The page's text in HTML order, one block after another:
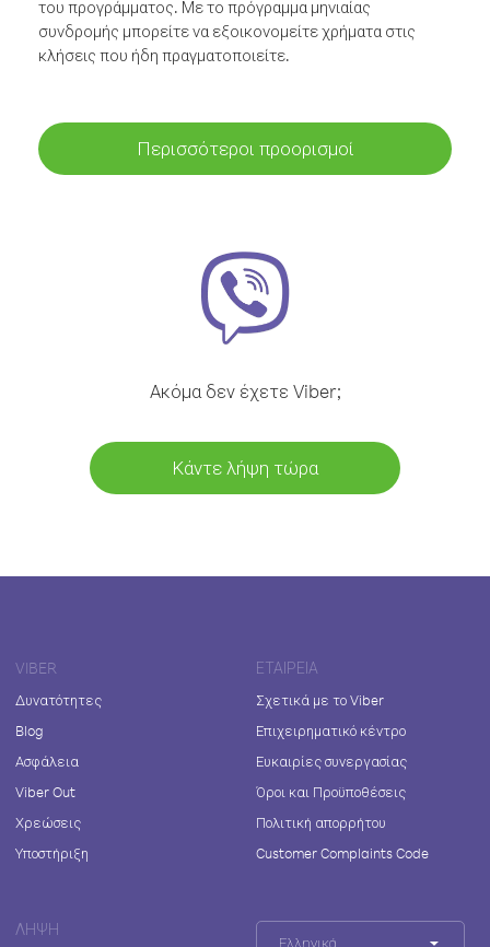
του προγράμματος. Με το πρόγραμμα μηνιαίας
συνδρομής μπορείτε να εξοικονομείτε χρήματα στις
κλήσεις που ήδη πραγματοποιείτε.
Περισσότεροι προορισμοί
Ακόμα δεν έχετε Viber;
Κάντε λήψη τώρα
VIBER
Δυνατότητες
Blog
Ασφάλεια
Viber Out
Χρεώσεις
Υποστήριξη
ΕΤΑΙΡΕΊΑ
Σχετικά με το Viber
Επιχειρηματικό κέντρο
Ευκαιρίες συνεργασίας
Όροι και Προϋποθέσεις
Πολιτική απορρήτου
Customer Complaints Code
ΛΉΨΗ
Ελληνικά